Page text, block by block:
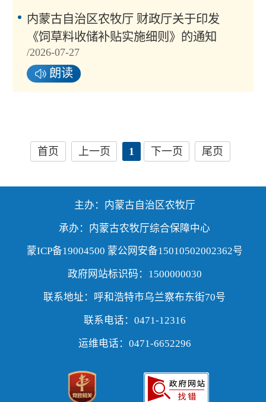
内蒙古自治区农牧厅 财政厅关于印发
《饲草料收储补贴实施细则》的通知
/2026-07-27
朗读
首页 上一页 1 下一页 尾页
主办：内蒙古自治区农牧厅
承办：内蒙古农牧厅综合保障中心
蒙ICP备19004500 蒙公网安备15010502002362号
政府网站标识码：1500000030
联系地址：呼和浩特市乌兰察布东街70号
联系电话：0471-12316
运维电话：0471-6652296